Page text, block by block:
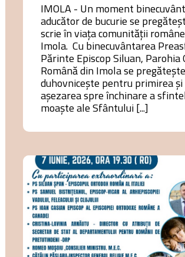
IMOLA - Un moment
aducător de bucurie se
scrie în viața comunității
Imola. Cu binecuvântarea
Părinte Episcop Siluan, Parohia
Română din Imola se pregătește
duhovnicește pentru primirea și
așezarea spre închinare a
moaște ale Sfântului [...]